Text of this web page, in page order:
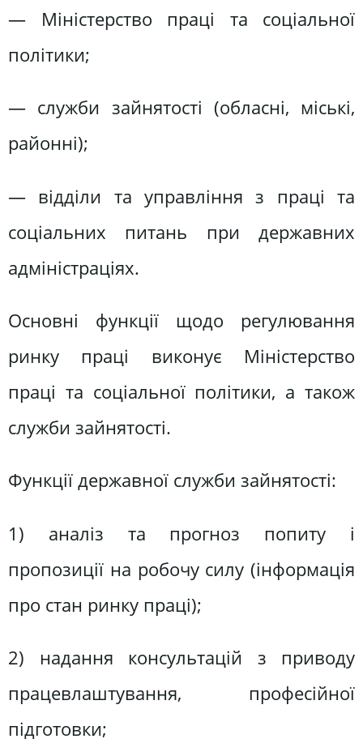
— Міністерство праці та соціальної
політики;
— служби зайнятості (обласні, міські,
районні);
— відділи та управління з праці та
соціальних питань при державних
адміністраціях.
Основні функції щодо регулювання
ринку праці виконує Міністерство
праці та соціальної політики, а також
служби зайнятості.
Функції державної служби зайнятості:
1) аналіз та прогноз попиту і
пропозиції на робочу силу (інформація
про стан ринку праці);
2) надання консультацій з приводу
працевлаштування, професійної
підготовки;